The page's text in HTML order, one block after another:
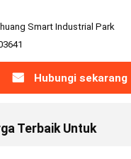
Smart Industrial Park
Hubungi sekarang
Terbaik Untuk